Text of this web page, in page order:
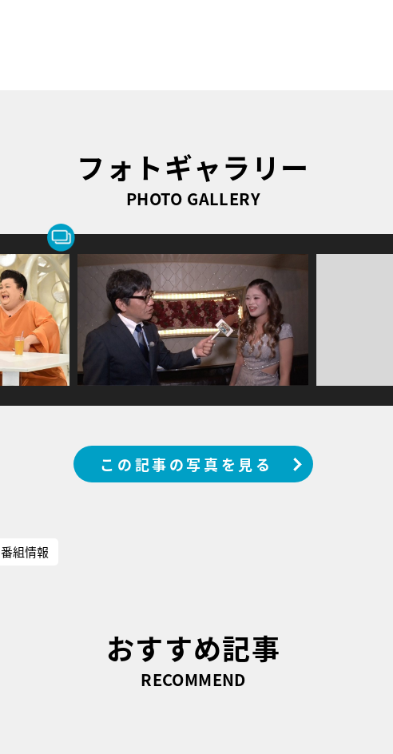
フォトギャラリー
PHOTO GALLERY
この記事の写真を見る
番組情報
おすすめ記事
RECOMMEND